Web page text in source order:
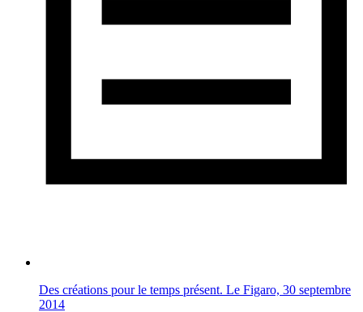
Des créations pour le temps présent. Le Figaro, 30 septembre
2014